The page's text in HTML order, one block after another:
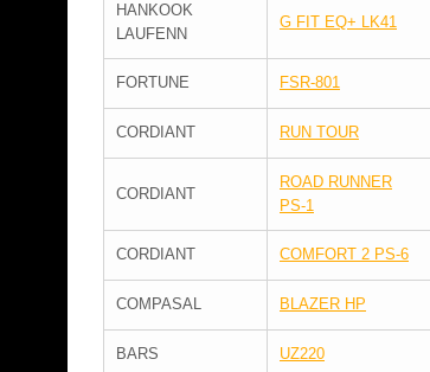
HANKOOK
LAUFENN
G FIT EQ+ LK41
FORTUNE FSR-801
CORDIANT RUN TOUR
CORDIANT
ROAD RUNNER
PS-1
CORDIANT COMFORT 2 PS-6
COMPASAL BLAZER HP
BARS UZ220